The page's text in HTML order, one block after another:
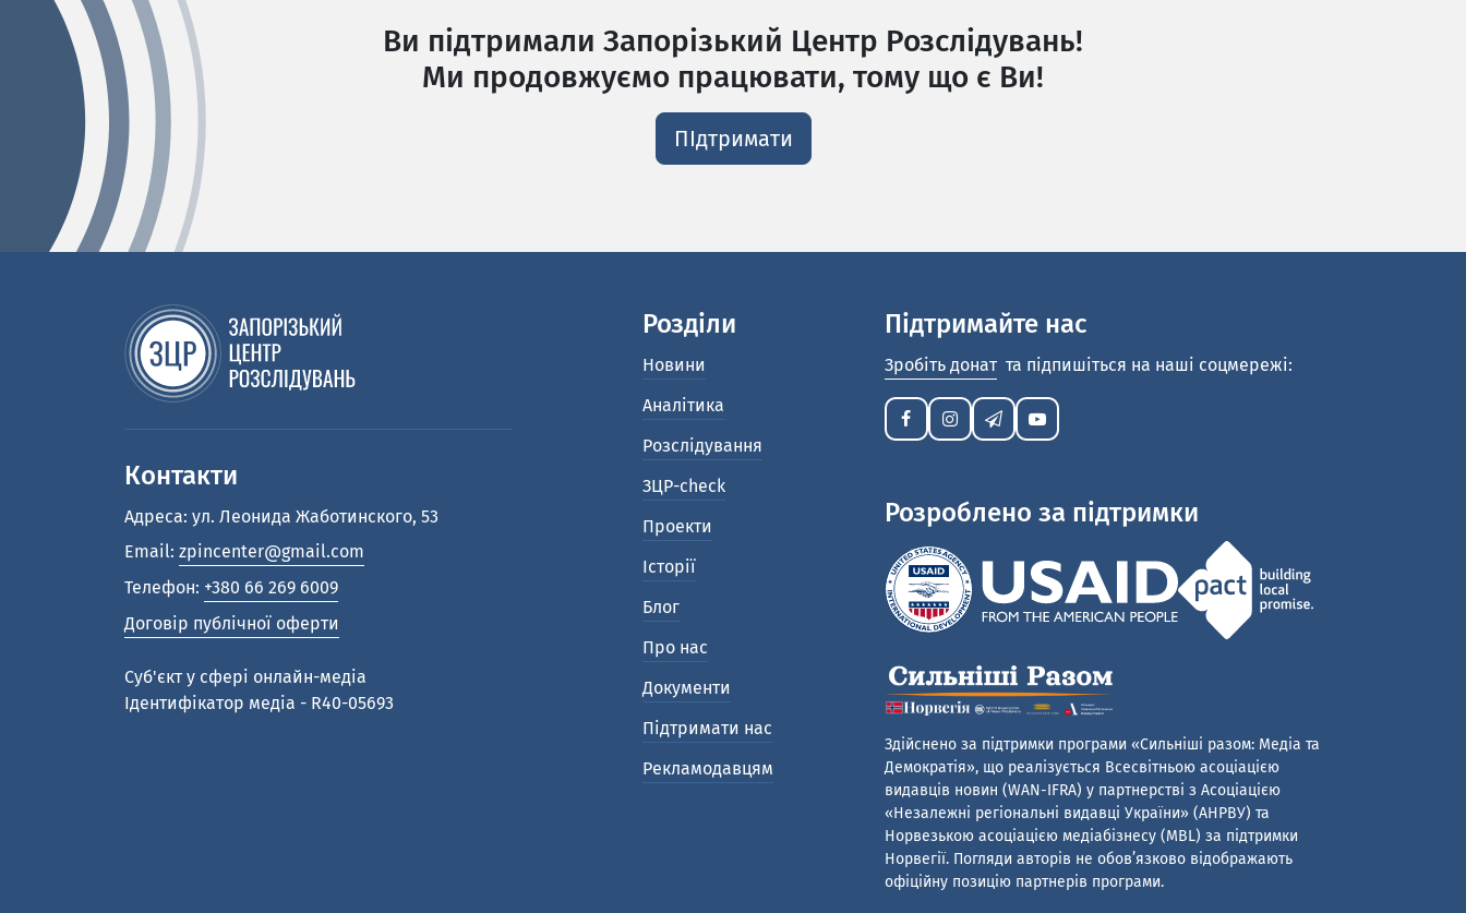
Ви підтримали Запорізький Центр Розслідувань!
Ми продовжуємо працювати, тому що є Ви!
ПІдтримати
Контакти
Адреса: ул. Леонида Жаботинского, 53
Email: zpincenter@gmail.com
Телефон: +380 66 269 6009
Договір публічної оферти
Cуб'єкт у сфері онлайн-медіа
Ідентифікатор медіа - R40-05693
Розділи
Новини
Аналітика
Розслідування
ЗЦР-check
Проекти
Історії
Блог
Про нас
Документи
Підтримати нас
Рекламодавцям
Підтримайте нас
Зробіть донат та підпишіться на наші соцмережі:
Розроблено за підтримки
Здійснено за підтримки програми «Сильніші разом: Медіа та
Демократія», що реалізується Всесвітньою асоціацією
видавців новин (WAN-IFRA) у партнерстві з Асоціацією
«Незалежні регіональні видавці України» (АНРВУ) та
Норвезькою асоціацією медіабізнесу (MBL) за підтримки
Норвегії. Погляди авторів не обов’язково відображають
офіційну позицію партнерів програми.